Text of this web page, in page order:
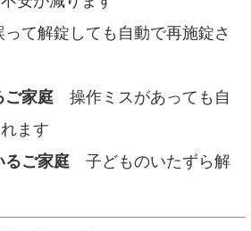
て解錠しても自動で再施錠さ
ご家庭 操作ミスがあっても自
ます
るご家庭 子どものいたずら解